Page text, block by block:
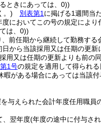
ときにあっては、0))
。) 別表第1 に掲げる1週間当
度においてこの号の規定によ
は、0))
前任期から継続して勤務す
から当該採用又は任期の更
用又は任期の更新よりも前の
第1号の規定を適用して得られる
暇がある場合にあっては当該
与えられた会計年度任用職員
、翌年度(年度の途中に付与さ